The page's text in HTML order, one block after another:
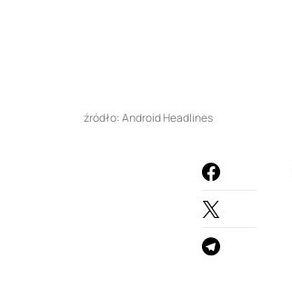
źródło: Android Headlines